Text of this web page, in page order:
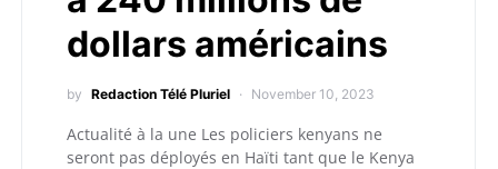
dollars américains
by Redaction Télé Pluriel November 10, 2023
Actualité à la une Les policiers kenyans ne
seront pas déployés en Haïti tant que le Kenya